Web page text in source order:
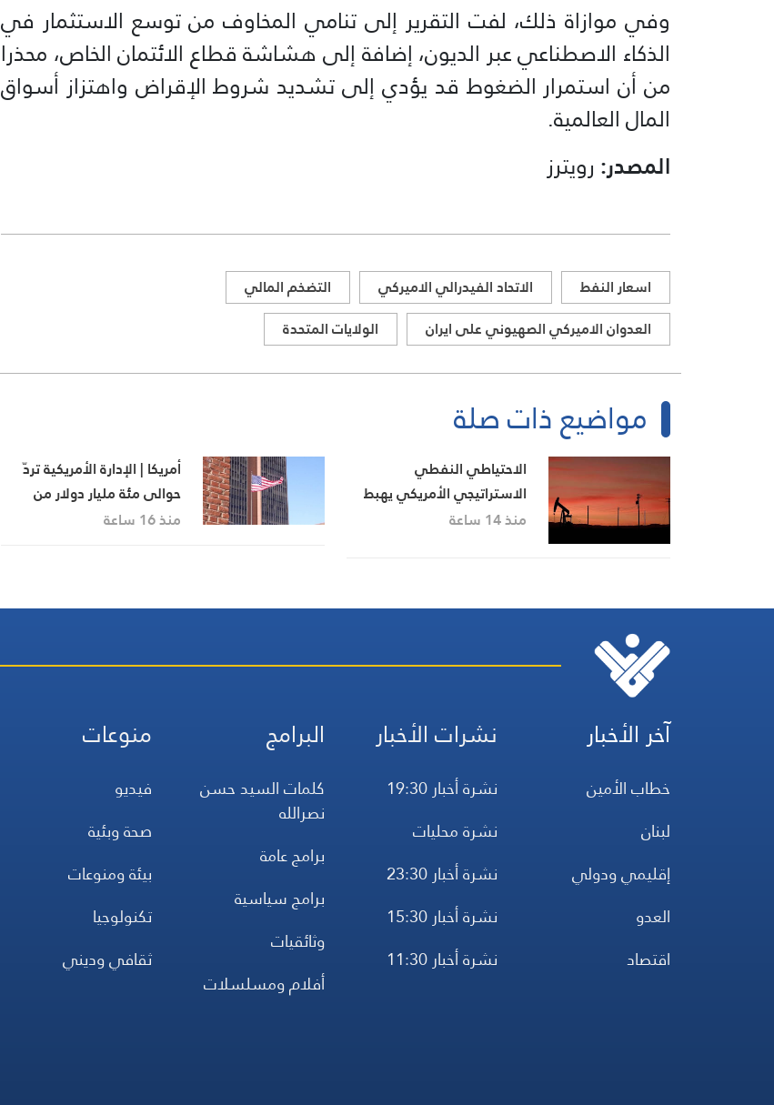
وفي موازاة ذلك، لفت التقرير إلى تنامي المخاوف من توسع الاستثمار في
الذكاء الاصطناعي عبر الديون، إضافة إلى هشاشة قطاع الائتمان الخاص، محذرا
من أن استمرار الضغوط قد يؤدي إلى تشديد شروط الإقراض واهتزاز أسواق
المال العالمية.
المصدر: رويترز
اسعار النفط الاتحاد الفيدرالي الاميركي
التضخم المالي
العدوان الاميركي الصهيوني على ايران
الولايات المتحدة
مواضيع ذات صلة
الاحتياطي النفطي
الاستراتيجي الأمريكي يهبط
إلى أدنى مستوى منذ شباط
منذ 14 ساعة
أمريكا | الإدارة الأمريكية تردّ
حوالى مئة مليار دولار من
الرسوم الجمركية
منذ 16 ساعة
آخر الأخبار
خطاب الأمين
لبنان
إقليمي ودولي
العدو
اقتصاد
نشرات الأخبار
نشرة أخبار 19:30
نشرة محليات
نشرة أخبار 23:30
نشرة أخبار 15:30
نشرة أخبار 11:30
البرامج
كلمات السيد حسن
نصرالله
برامج عامة
برامج سياسية
وثائقيات
أفلام ومسلسلات
منوعات
فيديو
صحة وبئية
بيئة ومنوعات
تكنولوجيا
ثقافي وديني